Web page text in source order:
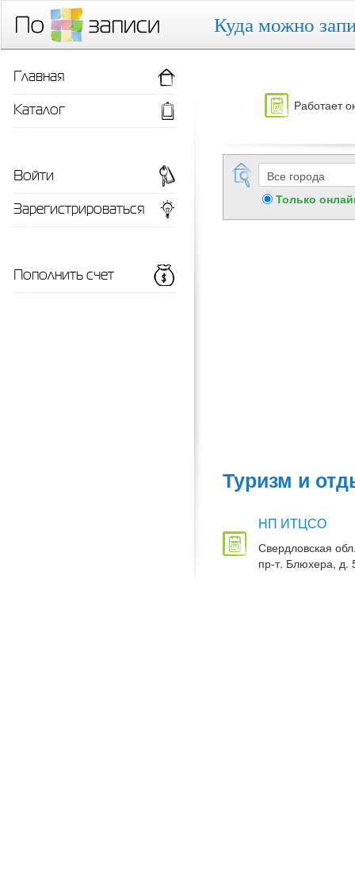
Куда можно
Работает
Только
Туризм и
НП ИТЦСО
Свердловская
пр-т. Блюхера, д.
Главная
Каталог
Войти
Зарегистрироваться
Пополнить счет